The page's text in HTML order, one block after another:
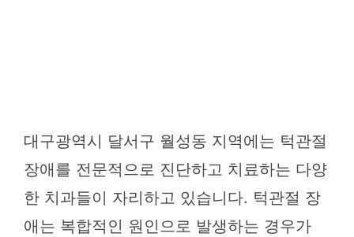
대구광역시 달서구 월성동 지역에는 턱관절
장애를 전문적으로 진단하고 치료하는 다양
한 치과들이 자리하고 있습니다. 턱관절 장
애는 복합적인 원인으로 발생하는 경우가